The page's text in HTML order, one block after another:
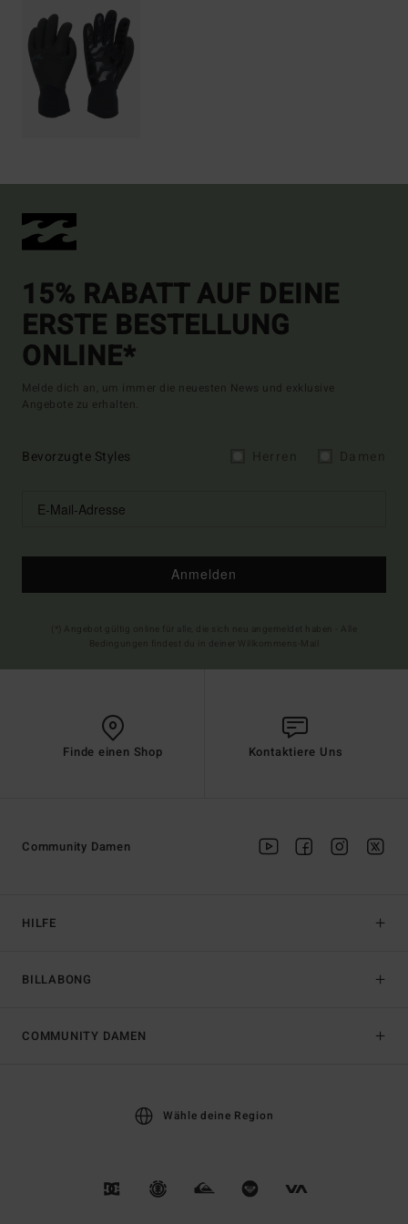
15% RABATT AUF DEINE
ERSTE BESTELLUNG
ONLINE*
Melde dich an, um immer die neuesten News und exklusive
Angebote zu erhalten.
Bevorzugte Styles
Anmelden
Finde einen Shop Kontaktiere Uns
HILFE
BILLABONG
Community Damen
COMMUNITY DAMEN
Wähle deine Region